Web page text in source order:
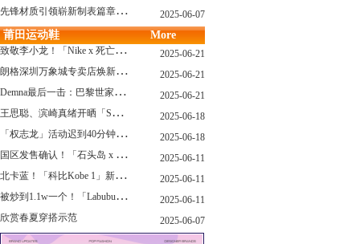
先
锋材质引领崭新制表篇章 TAG Heuer泰格豪雅推出采用新型钛金属打造的摩纳哥系列双秒追针计时码表，全新定义先锋材质 2025-06-07
莆田运动鞋 More
致
敬李小龙！「Nike x 死亡游戏」特殊配色曝光，确认发售！ 2025-06-21
朗
格深圳万象城专卖店焕新开幕 萨克森制表艺术耀启华南新章 2025-06-21
D
emna最后一击：巴黎世家玩上PUMA了 2025-06-21
王
思聪、滨崎真绪开晒「Switch 2」，一台溢价1000+...！ 2025-06-18
「
权志龙」活动迟到40分钟，反手捐了8.8亿韩元... 2025-06-18
国
区发售确认！「石头岛 x New Balance」新联名曝光，定档了！ 2025-06-11
北
卡蓝！「科比Kobe 1」新配色要发售了... 2025-06-11
被
炒到1.1w一个！「Labubu x sacai」三方特殊联名曝光...
2025-06-11
欣赏春夏穿搭示范
2025-06-07